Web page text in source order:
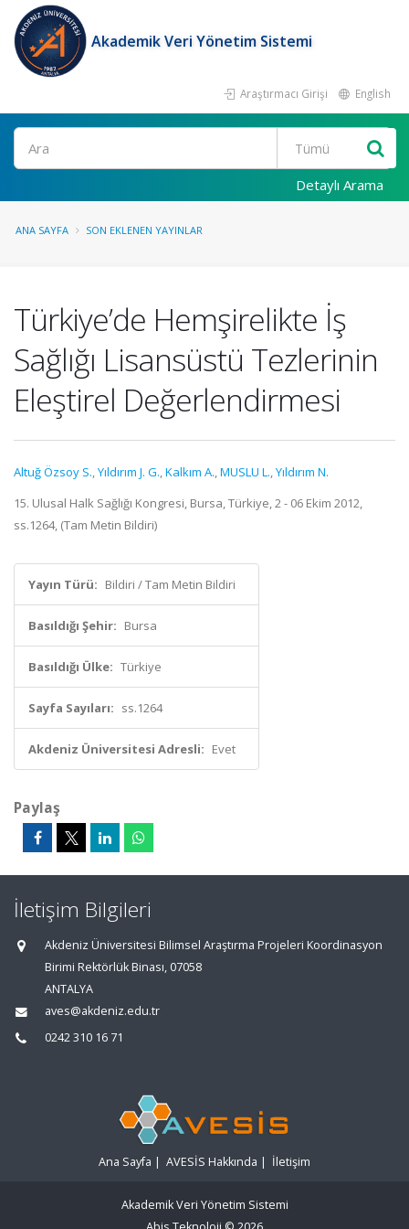
Akademik Veri Yönetim Sistemi
Araştırmacı Girişi English
Ara
Detaylı Arama
ANA SAYFA SON EKLENEN YAYINLAR
Türkiye’de Hemşirelikte İş
Sağlığı Lisansüstü Tezlerinin
Eleştirel Değerlendirmesi
Altuğ Özsoy S.,Yıldırım J. G.,Kalkım A.,MUSLU L.,Yıldırım N.
15. Ulusal Halk Sağlığı Kongresi, Bursa, Türkiye, 2 - 06 Ekim 2012,
ss.1264, (Tam Metin Bildiri)
Yayın Türü: Bildiri / Tam Metin Bildiri
Basıldığı Şehir: Bursa
Basıldığı Ülke: Türkiye
Sayfa Sayıları: ss.1264
Akdeniz Üniversitesi Adresli: Evet
Paylaş
İletişim Bilgileri
Akdeniz Üniversitesi Bilimsel Araştırma Projeleri Koordinasyon
Birimi Rektörlük Binası, 07058
ANTALYA
aves@akdeniz.edu.tr
0242 310 16 71
Ana Sayfa | AVESİS Hakkında | İletişim
Akademik Veri Yönetim Sistemi